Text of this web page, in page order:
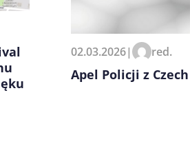
moje dane w tej przeglądarce
komentarzy.
02.03.2026| red.
Apel Policji z Czech